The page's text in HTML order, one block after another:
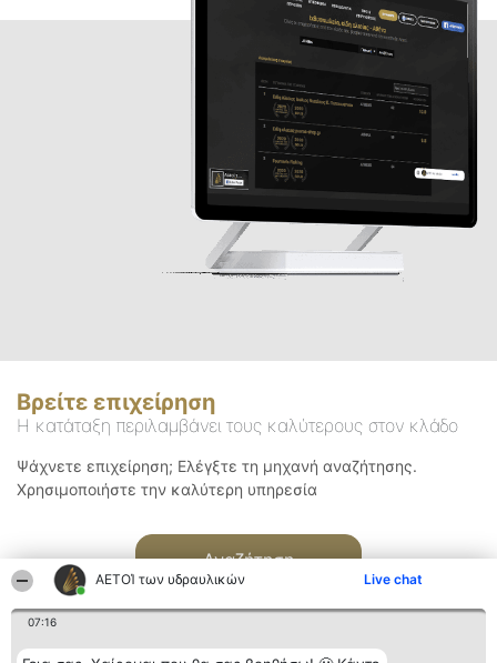
ΑΕΤΟΊ των υδραυλικών Live chat
07:16
Βρείτε επιχείρηση
Η κατάταξη περιλαμβάνει τους καλύτερους στον κλάδο
Ψάχνετε επιχείρηση; Ελέγξτε τη μηχανή αναζήτησης.
Χρησιμοποιήστε την καλύτερη υπηρεσία
Αναζήτηση